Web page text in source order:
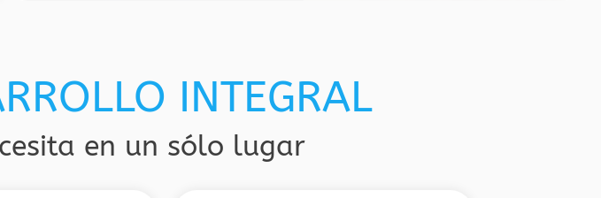
INTEGRAL
en un sólo lugar